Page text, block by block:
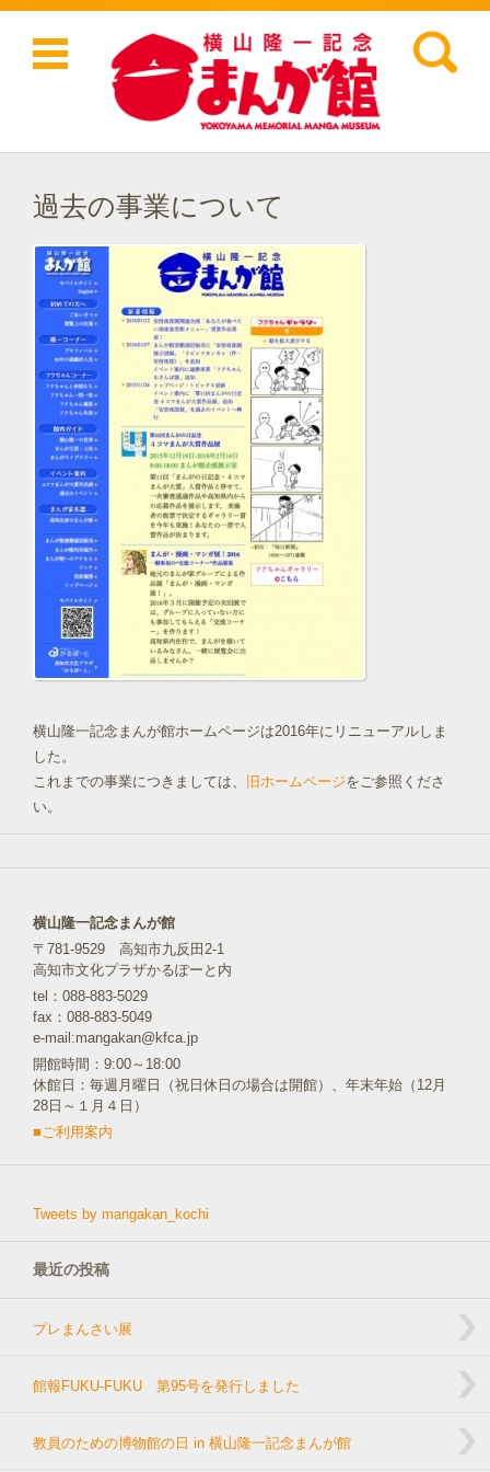
検索:
コンテンツに移動
過去の事業について
横山隆一記念まんが館ホームページは2016年にリニューアルしま
した。
これまでの事業につきましては、
旧ホームページをご参照くださ
い。
横山隆一記念まんが館
〒781-9529 高知市九反田2-1
高知市文化プラザかるぽーと内
tel：088-883-5029
fax：088-883-5049
e-mail:mangakan@kfca.jp
開館時間：9:00～18:00
休館日：毎週月曜日（祝日休日の場合は開館）、年末年始（12月
28日～１月４日）
■ご利用案内
Tweets by mangakan_kochi
最近の投稿
プレまんさい展
館報FUKU-FUKU 第95号を発行しました
教員のための博物館の日 in 横山隆一記念まんが館